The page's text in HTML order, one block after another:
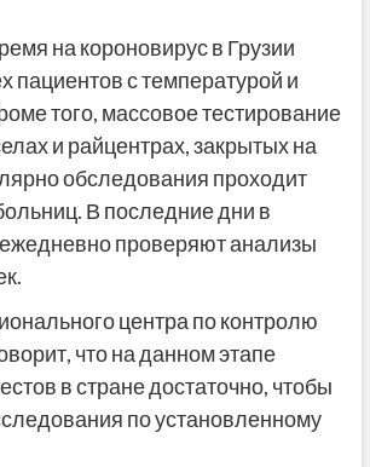
на короновирус в Грузии
пациентов с температурой и
того, массовое тестирование
и райцентрах, закрытых на
обследования проходит
В последние дни в
проверяют анализы
центра по контролю
что на данном этапе
в стране достаточно, чтобы
по установленному